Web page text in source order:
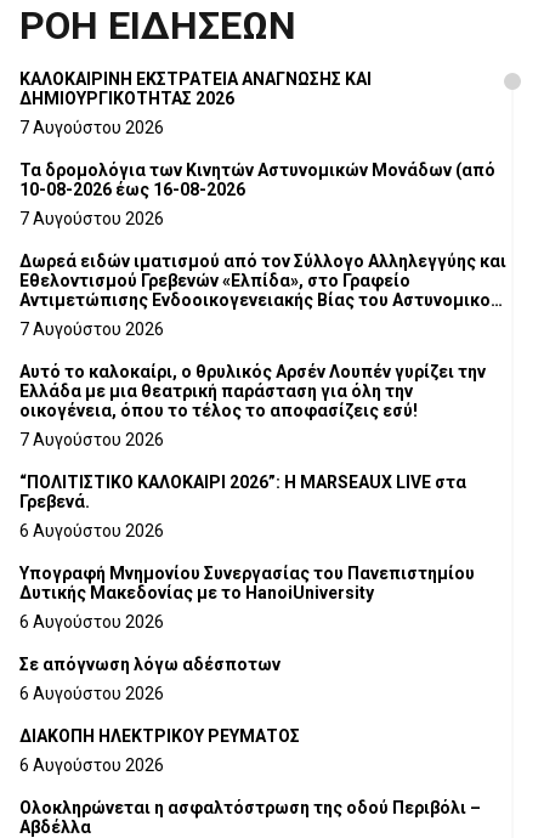
ΡΟΗ ΕΙΔΗΣΕΩΝ
ΚΑΛΟΚΑΙΡΙΝΗ ΕΚΣΤΡΑΤΕΙΑ ΑΝΑΓΝΩΣΗΣ ΚΑΙ
ΔΗΜΙΟΥΡΓΙΚΟΤΗΤΑΣ 2026
7 Αυγούστου 2026
Τα δρομολόγια των Κινητών Αστυνομικών Μονάδων (από
10-08-2026 έως 16-08-2026
7 Αυγούστου 2026
Δωρεά ειδών ιματισμού από τον Σύλλογο Αλληλεγγύης και
Εθελοντισμού Γρεβενών «Ελπίδα», στο Γραφείο
Αντιμετώπισης Ενδοοικογενειακής Βίας του Αστυνομικού
Τμήματος Γρεβενών
7 Αυγούστου 2026
Αυτό το καλοκαίρι, ο θρυλικός Αρσέν Λουπέν γυρίζει την
Ελλάδα με μια θεατρική παράσταση για όλη την
οικογένεια, όπου το τέλος το αποφασίζεις εσύ!
7 Αυγούστου 2026
“ΠΟΛΙΤΙΣΤΙΚΟ ΚΑΛΟΚΑΙΡΙ 2026”: Η MARSEAUX LIVE στα
Γρεβενά.
6 Αυγούστου 2026
Υπογραφή Μνημονίου Συνεργασίας του Πανεπιστημίου
Δυτικής Μακεδονίας με το HanoiUniversity
6 Αυγούστου 2026
Σε απόγνωση λόγω αδέσποτων
6 Αυγούστου 2026
ΔΙΑΚΟΠΗ ΗΛΕΚΤΡΙΚΟΥ ΡΕΥΜΑΤΟΣ
6 Αυγούστου 2026
Ολοκληρώνεται η ασφαλτόστρωση της οδού Περιβόλι –
Αβδέλλα